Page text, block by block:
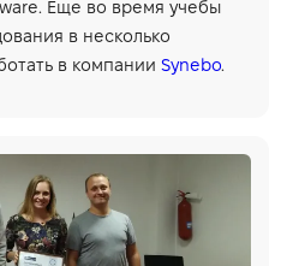
Еще во время учебы
в несколько
в компании Synebo.